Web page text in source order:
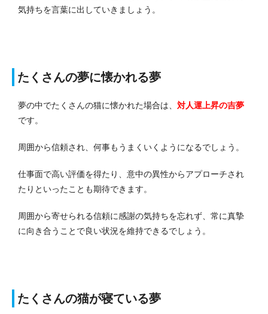
気持ちを言葉に出していきましょう。
たくさんの夢に懐かれる夢
夢の中でたくさんの猫に懐かれた場合は、 対人運上昇の吉夢
です。
周囲から信頼され、何事もうまくいくようになるでしょう。
仕事面で高い評価を得たり、意中の異性からアプローチされ
たりといったことも期待できます。
周囲から寄せられる信頼に感謝の気持ちを忘れず、常に真摯
に向き合うことで良い状況を維持できるでしょう。
たくさんの猫が寝ている夢